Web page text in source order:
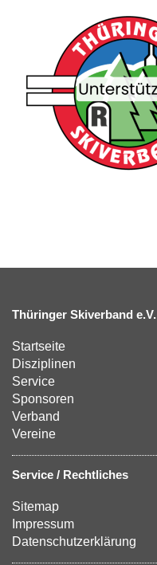
Thüringer Skiverband e.V.
Startseite
Disziplinen
Service
Sponsoren
Verband
Vereine
Service / Rechtliches
Sitemap
Impressum
Datenschutzerklärung